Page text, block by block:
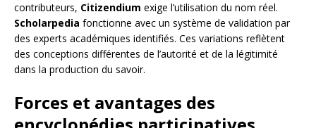
contributeurs, Citizendium exige l’utilisation du nom réel.
Scholarpedia fonctionne avec un système de validation par
des experts académiques identifiés. Ces variations reflètent
des conceptions différentes de l’autorité et de la légitimité
dans la production du savoir.
Forces et avantages des